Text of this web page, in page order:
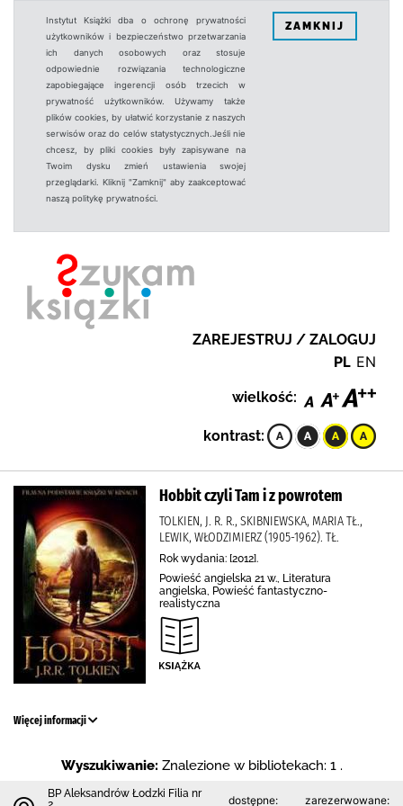
Instytut Książki dba o ochronę prywatności
użytkowników i bezpieczeństwo przetwarzania
ich danych osobowych oraz stosuje
odpowiednie rozwiązania technologiczne
zapobiegające ingerencji osób trzecich w
prywatność użytkowników. Używamy także
plików cookies, by ułatwić korzystanie z naszych
serwisów oraz do celów statystycznych.Jeśli nie
chcesz, by pliki cookies były zapisywane na
Twoim dysku zmień ustawienia swojej
przeglądarki. Kliknij "Zamknij" aby zaakceptować
naszą politykę prywatności.
ZAMKNIJ
ZAREJESTRUJ / ZALOGUJ
PL EN
wielkość:
kontrast:
Hobbit czyli Tam i z powrotem
TOLKIEN, J. R. R., SKIBNIEWSKA, MARIA TŁ.,
LEWIK, WŁODZIMIERZ (1905-1962). TŁ.
Rok wydania: [2012].
Powieść angielska 21 w., Literatura
angielska, Powieść fantastyczno-
realistyczna
Więcej informacji
Wyszukiwanie: Znalezione w bibliotekach: 1 .
BP Aleksandrów Łodzki Filia nr
dostępne: zarezerwowane: